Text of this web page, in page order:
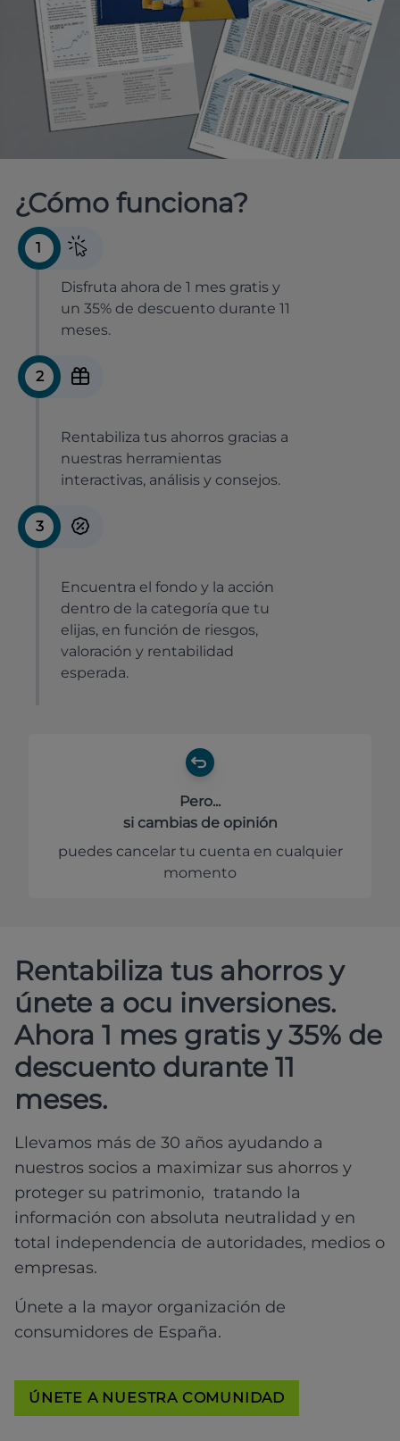
¿Cómo funciona?
1
Disfruta ahora de 1 mes gratis y
un 35% de descuento durante 11
meses.
2
Rentabiliza tus ahorros gracias a
nuestras herramientas
interactivas, análisis y consejos.
3
Encuentra el fondo y la acción
dentro de la categoría que tu
elijas, en función de riesgos,
valoración y rentabilidad
esperada.
Pero...
si cambias de opinión
puedes cancelar tu cuenta en cualquier
momento
Rentabiliza tus ahorros y
únete a ocu inversiones.
Ahora 1 mes gratis y 35% de
descuento durante 11
meses.
Llevamos más de 30 años ayudando a
nuestros socios a maximizar sus ahorros y
proteger su patrimonio, tratando la
información con absoluta neutralidad y en
total independencia de autoridades, medios o
empresas.
Únete a la mayor organización de
consumidores de España.
ÚNETE A NUESTRA COMUNIDAD